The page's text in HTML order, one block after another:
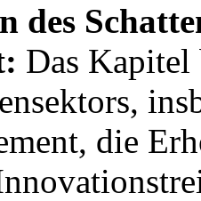
des
Das Kapitel
die